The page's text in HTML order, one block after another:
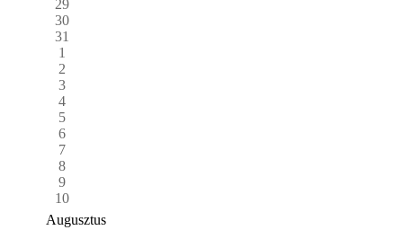
29
30
31
1
2
3
4
5
6
7
8
9
10
Augusztus